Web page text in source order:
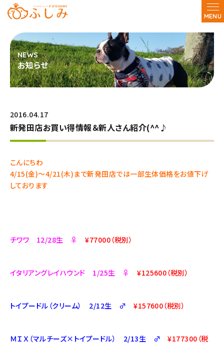
MENU
お知らせ
2016.04.17
新発田店お買い得情報＆新人さん紹介(^^♪
こんにちわ
4/15(金)～4/21(木)まで新発田店では一部生体価格をお値下げ
しております
チワワ 12/28生 ♀¥77000（税別）
イタリアングレイハウンド 1/25生 ♀¥125600（税別）
トイプードル（クリーム） 2/12生 ♂¥157600（税別）
ＭＩＸ（マルチーズ×トイプードル） 2/13生 ♂¥177300（税